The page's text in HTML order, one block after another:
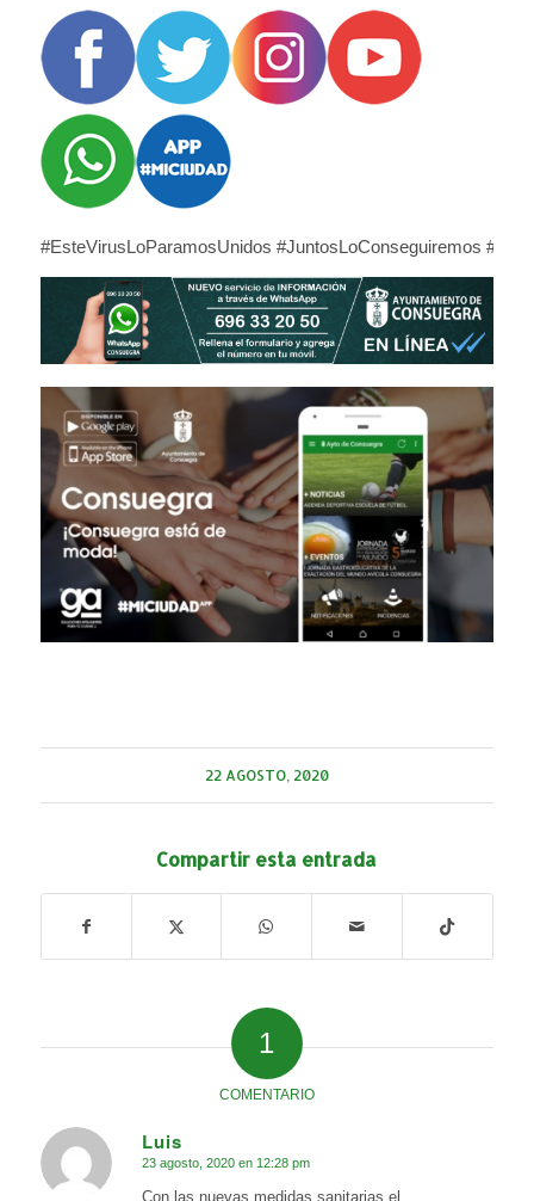
#EsteVirusLoParamosUnidos #JuntosLoConseguiremos
22 AGOSTO, 2020
Compartir esta entrada
1
COMENTARIO
Luis
Dice:
23 agosto, 2020 en 12:28 pm
Con las nuevas medidas sanitarias,el